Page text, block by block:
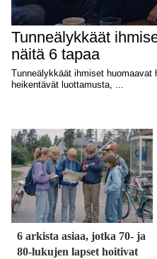
6 arkista asiaa, jotka 70- ja
80-lukujen lapset hoitivat